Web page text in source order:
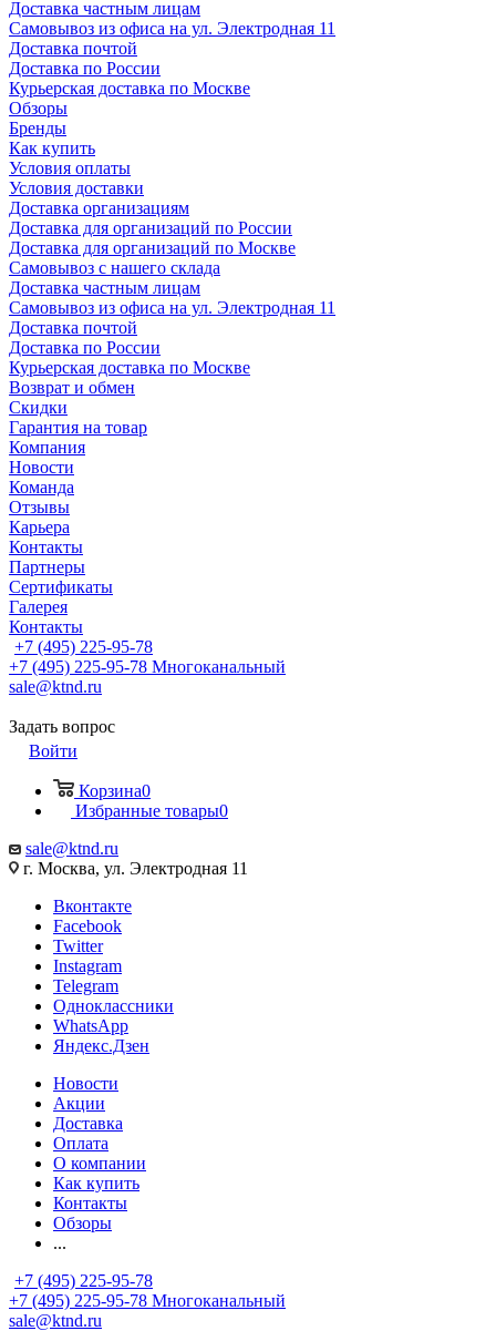
Доставка частным лицам
Самовывоз из офиса на ул. Электродная 11
Доставка почтой
Доставка по России
Курьерская доставка по Москве
Обзоры
Бренды
Как купить
Условия оплаты
Условия доставки
Доставка организациям
Доставка для организаций по России
Доставка для организаций по Москве
Самовывоз с нашего склада
Доставка частным лицам
Самовывоз из офиса на ул. Электродная 11
Доставка почтой
Доставка по России
Курьерская доставка по Москве
Возврат и обмен
Скидки
Гарантия на товар
Компания
Новости
Команда
Отзывы
Карьера
Контакты
Партнеры
Сертификаты
Галерея
Контакты
+7 (495) 225-95-78
+7 (495) 225-95-78 Многоканальный
sale@ktnd.ru
Задать вопрос
Войти
Корзина0
Избранные товары0
sale@ktnd.ru
г. Москва, ул. Электродная 11
Вконтакте
Facebook
Twitter
Instagram
Telegram
Одноклассники
WhatsApp
Яндекс.Дзен
Новости
Акции
Доставка
Оплата
О компании
Как купить
Контакты
Обзоры
...
+7 (495) 225-95-78
+7 (495) 225-95-78 Многоканальный
sale@ktnd.ru